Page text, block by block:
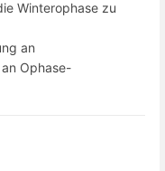
Winterophase zu
an
Ophase-